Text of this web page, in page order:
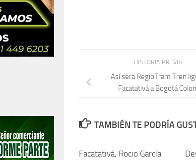
HISTORIA PREVIA
Así será RegioTram Tren
Facatativá a Bogotá
TAMBIÉN TE PODRÍA
Facatativá, Rocio García